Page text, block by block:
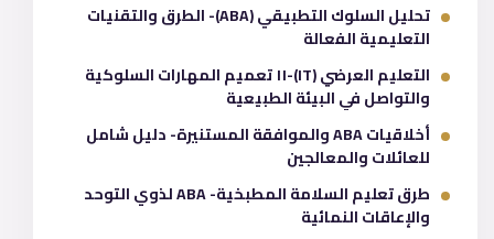
تحليل السلوك التطبيقي (ABA)- الطرق والتقنيات
التعليمية الفعالة
التعليم العرضي (IT)-١١ تعميم المهارات السلوكية
والتواصل في البيئة الطبيعية
أخلاقيات ABA والموافقة المستنيرة- دليل شامل
للعائلات والمعالجين
طرق تعليم السلامة المطبخية- ABA لذوي التوحد
والإعاقات النمائية